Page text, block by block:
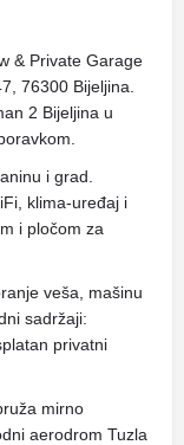
& Private Garage
76300 Bijeljina.
2 Bijeljina u
i grad.
klima-uređaj i
i pločom za
veša, mašinu
sadržaji:
privatni
mirno
aerodrom Tuzla